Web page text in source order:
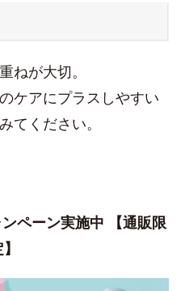
ねが大切。
ケアにプラスしやすい
てください。
ペーン実施中 【通販限